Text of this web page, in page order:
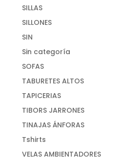
SILLAS
SILLONES
SIN
Sin categoría
SOFAS
TABURETES ALTOS
TAPICERIAS
TIBORS JARRONES
TINAJAS ÁNFORAS
Tshirts
VELAS AMBIENTADORES